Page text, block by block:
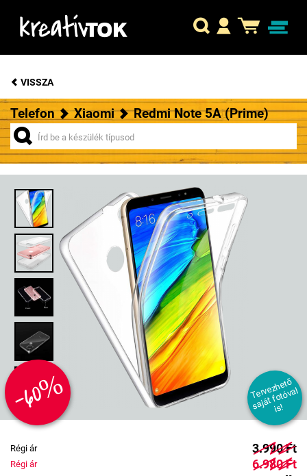
VISSZA
Telefon Xiaomi Redmi Note 5A (Prime)
-60% T
er
v
e
z
h
et
ő
s
aj
át f
ot
ó
v
al
i
s!
Régi ár 3.990 Ft
Régi ár 6.980 Ft